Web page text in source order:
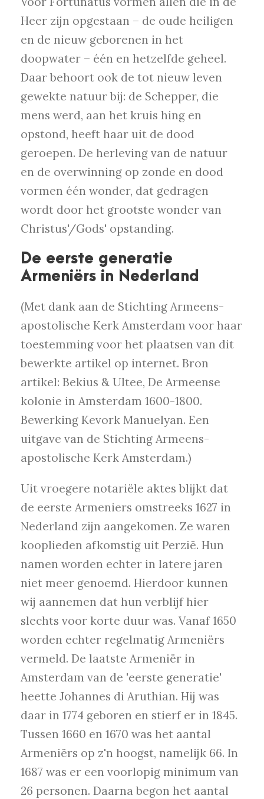
Heer zijn opgestaan – de oude heiligen
en de nieuw geborenen in het
doopwater – één en hetzelfde geheel.
Daar behoort ook de tot nieuw leven
gewekte natuur bij: de Schepper, die
mens werd, aan het kruis hing en
opstond, heeft haar uit de dood
geroepen. De herleving van de natuur
en de overwinning op zonde en dood
vormen één wonder, dat gedragen
wordt door het grootste wonder van
Christus'/Gods' opstanding.
De eerste generatie
Armeniërs in Nederland
(Met dank aan de Stichting Armeens-
apostolische Kerk Amsterdam voor haar
toestemming voor het plaatsen van dit
bewerkte artikel op internet. Bron
artikel: Bekius & Ultee, De Armeense
kolonie in Amsterdam 1600-1800.
Bewerking Kevork Manuelyan. Een
uitgave van de Stichting Armeens-
apostolische Kerk Amsterdam.)
Uit vroegere notariële aktes blijkt dat
de eerste Armeniers omstreeks 1627 in
Nederland zijn aangekomen. Ze waren
kooplieden afkomstig uit Perzië. Hun
namen worden echter in latere jaren
niet meer genoemd. Hierdoor kunnen
wij aannemen dat hun verblijf hier
slechts voor korte duur was. Vanaf 1650
worden echter regelmatig Armeniërs
vermeld. De laatste Armeniër in
Amsterdam van de 'eerste generatie'
heette Johannes di Aruthian. Hij was
daar in 1774 geboren en stierf er in 1845.
Tussen 1660 en 1670 was het aantal
Armeniërs op z'n hoogst, namelijk 66. In
1687 was er een voorlopig minimum van
26 personen. Daarna begon het aantal